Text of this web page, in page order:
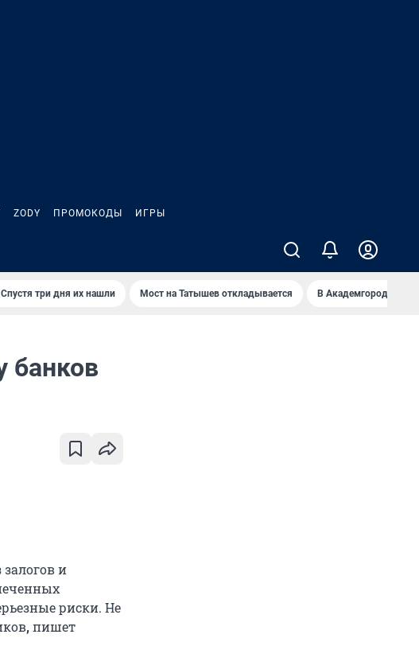
ZODY ПРОМОКОДЫ ИГРЫ
три дня их нашли Мост на Татышев откладывается В Академгородке
банков
и
риски. Не
,пишет